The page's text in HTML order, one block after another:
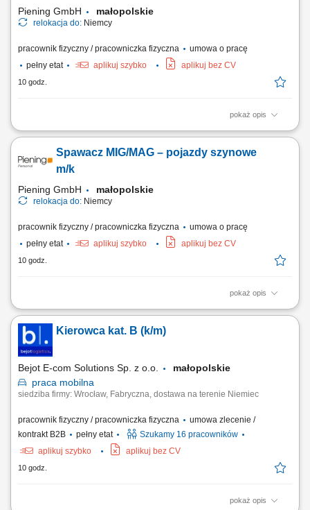
Piening GmbH małopolskie
relokacja do: Niemcy
pracownik fizyczny / pracowniczka fizyczna
umowa o pracę
pełny etat
aplikuj szybko aplikuj bez CV
10 godz.
pokaż opis
Twoje zadania: Przygotowanie do pracy Spawanie rur i blach
Spawanie zgodnie z dokumentacją techniczną Kontrola jakości
elementów spawanych Próbka spawalnicza: W dniu 01.09.2026
Spawacz MIG/MAG – pojazdy szynowe
m/k
Piening GmbH małopolskie
relokacja do: Niemcy
pracownik fizyczny / pracowniczka fizyczna
umowa o pracę
pełny etat
aplikuj szybko aplikuj bez CV
10 godz.
pokaż opis
Twoje zadania: Przygotowanie miejsca pracy Spawanie blach o
Spawanie zgodnie z dokumentacją techniczną Kontrola jakości
wyrobów spawanych
Kierowca kat. B (k/m)
Bejot E-com Solutions Sp. z o.o.
małopolskie
praca mobilna
siedziba firmy: Wrocław, Fabryczna, dostawa na terenie Niemiec
pracownik fizyczny / pracowniczka fizyczna
umowa zlecenie /
kontrakt B2B
pełny etat
Szukamy 16 pracowników
aplikuj szybko
aplikuj bez CV
10 godz.
pokaż opis